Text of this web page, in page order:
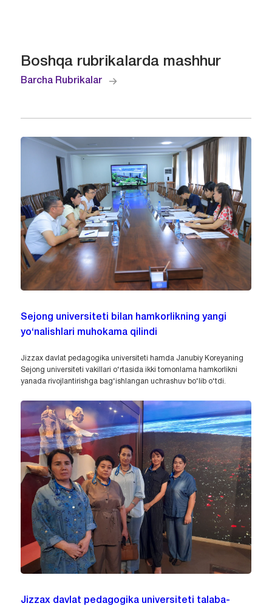
Boshqa rubrikalarda mashhur
Barcha Rubrikalar
Sejong universiteti bilan hamkorlikning yangi
yo‘nalishlari muhokama qilindi
Jizzax davlat pedagogika universiteti hamda Janubiy Koreyaning
Sejong universiteti vakillari o‘rtasida ikki tomonlama hamkorlikni
yanada rivojlantirishga bag‘ishlangan uchrashuv bo‘lib o‘tdi.
Jizzax davlat pedagogika universiteti talaba-